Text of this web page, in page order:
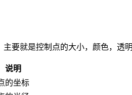
主要就是控制点的大小，颜色，透
说明
的坐标